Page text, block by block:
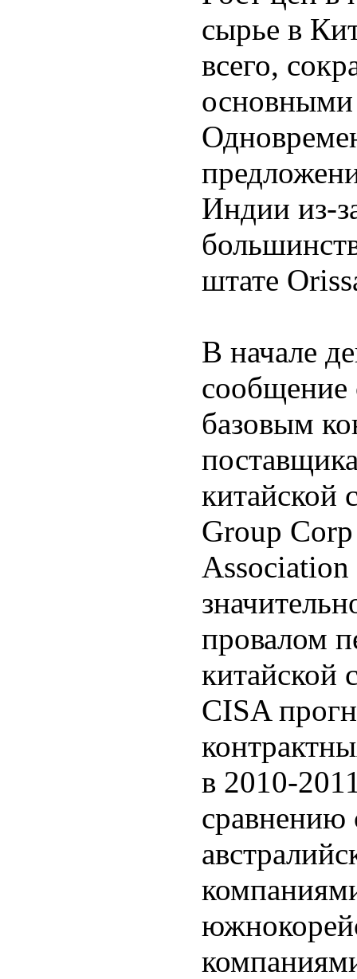
сырье в
всего,
Индии из-
штате
В начале
сообщение
базовым
китайской
Group
провалом
китайской
CISA
в 2010-
сравнению